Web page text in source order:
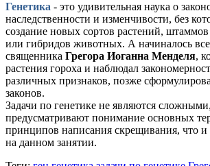
Генетика - это удивительная наука о
наследственности и изменчивости, без
создание новых сортов растений,
или гибридов животных. А начиналось
священника Грегора Иоганна Менделя,
растения гороха и наблюдал
различных признаков, позже
законов.
Задачи по генетике не являются
предусматривают понимание основных
принципов написания скрещивания, что и
на данном занятии.